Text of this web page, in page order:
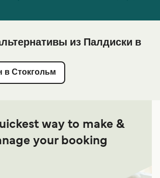
из Палдиски в
в Стокгольм
way to make &
your booking